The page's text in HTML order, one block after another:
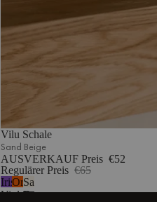
Vilu Schale
Sand Beige
AUSVERKAUF Preis €52
Regulärer Preis €65
Iris
Violett
Orangenschale
Sand
Beige